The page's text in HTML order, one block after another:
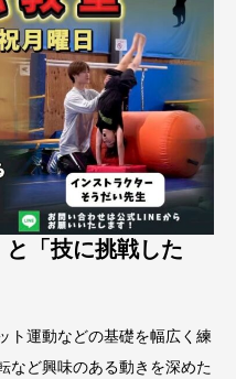
と「技に挑戦した
ト運動などの基礎を幅広く練
など興味のある動きを深めた